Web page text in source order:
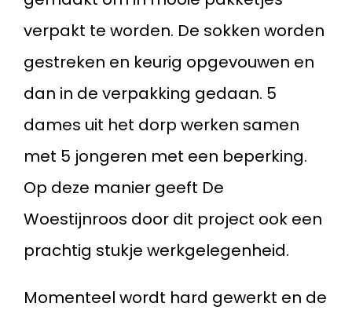
verpakt te worden. De sokken worden
gestreken en keurig opgevouwen en
dan in de verpakking gedaan. 5
dames uit het dorp werken samen
met 5 jongeren met een beperking.
Op deze manier geeft De
Woestijnroos door dit project ook een
prachtig stukje werkgelegenheid.
Momenteel wordt hard gewerkt en de